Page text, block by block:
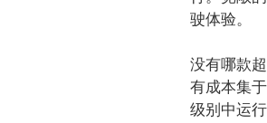
驶体验。
没有哪款
有成本集
级别中运